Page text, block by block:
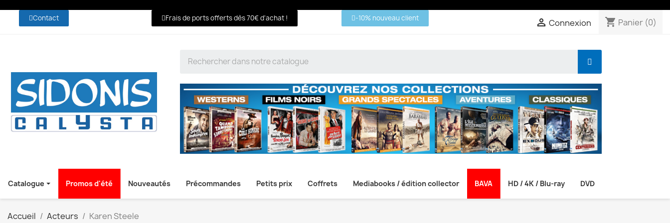
Contact Frais de ports offerts dès 70€ d'achat ! -10% nouveau client  Connexion shopping_cart Panier (0)
Catalogue Promos d'été Nouveautés Précommandes Petits prix Coffrets Mediabooks / édition collector BAVA HD / 4K / Blu-ray DVD
Accueil Acteurs Karen Steele